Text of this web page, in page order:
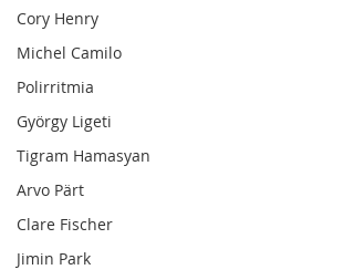
Cory Henry
Michel Camilo
Polirritmia
György Ligeti
Tigram Hamasyan
Arvo Pärt
Clare Fischer
Jimin Park